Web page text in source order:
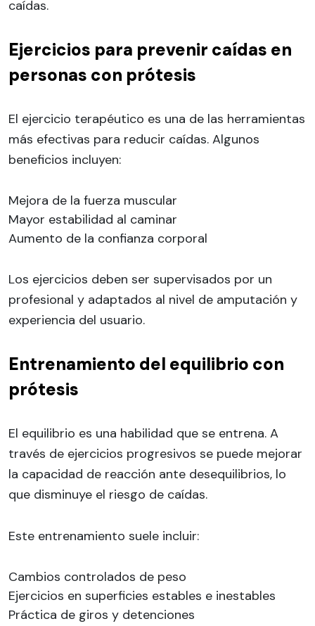
caídas.
Ejercicios para prevenir caídas en
personas con prótesis
El ejercicio terapéutico es una de las herramientas
más efectivas para reducir caídas. Algunos
beneficios incluyen:
Mejora de la fuerza muscular
Mayor estabilidad al caminar
Aumento de la confianza corporal
Los ejercicios deben ser supervisados por un
profesional y adaptados al nivel de amputación y
experiencia del usuario.
Entrenamiento del equilibrio con
prótesis
El equilibrio es una habilidad que se entrena. A
través de ejercicios progresivos se puede mejorar
la capacidad de reacción ante desequilibrios, lo
que disminuye el riesgo de caídas.
Este entrenamiento suele incluir:
Cambios controlados de peso
Ejercicios en superficies estables e inestables
Práctica de giros y detenciones